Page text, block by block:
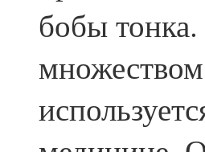
бобы